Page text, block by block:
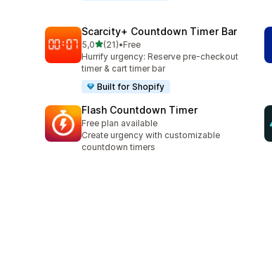
Scarcity+ Countdown Timer Bar
5,0/ 5 tähteä
(21)
21 arvostelua yhteensä
•Free
Hurrify urgency: Reserve pre-checkout
timer & cart timer bar
Built for Shopify
Flash Countdown Timer
Free plan available
Create urgency with customizable
countdown timers